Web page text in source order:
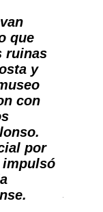
que
ruinas
y
con
por
impulsó